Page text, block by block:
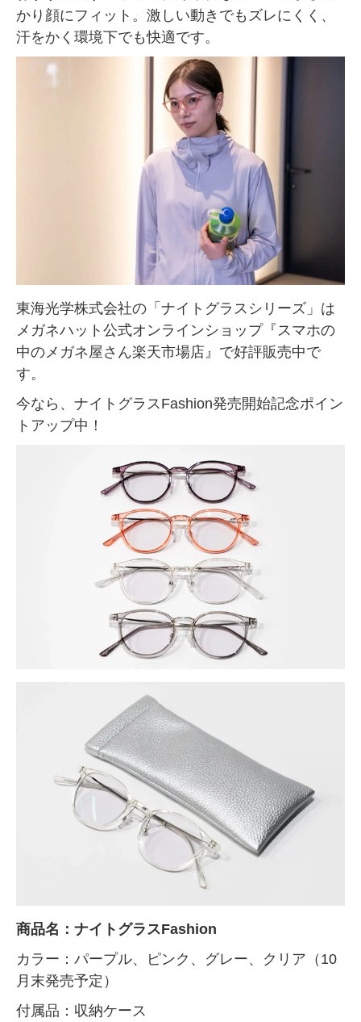
かり顔にフィット。激しい動きでもズレにくく、
汗をかく環境下でも快適です。
東海光学株式会社の「ナイトグラスシリーズ」は
メガネハット公式オンラインショップ『スマホの
中のメガネ屋さん楽天市場店』で好評販売中で
す。
今なら、ナイトグラスFashion発売開始記念ポイン
トアップ中！
商品名：ナイトグラスFashion
カラー：パープル、ピンク、グレー、クリア（10
月末発売予定）
付属品：収納ケース